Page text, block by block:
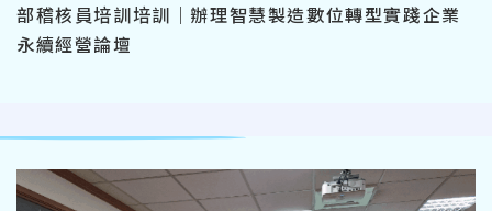
部稽核員培訓培訓｜辦理智慧製造數位轉型實踐企業
永續經營論壇